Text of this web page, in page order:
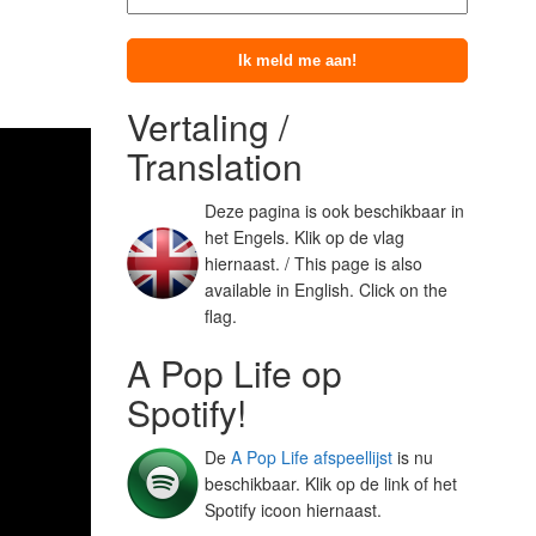
Vertaling /
Translation
Deze pagina is ook beschikbaar in
het Engels. Klik op de vlag
hiernaast. / This page is also
available in English. Click on the
flag.
A Pop Life op
Spotify!
De A Pop Life afspeellijst is nu
beschikbaar. Klik op de link of het
Spotify icoon hiernaast.